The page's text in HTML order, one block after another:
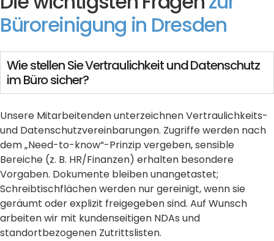
Büroreinigung in Dresden
Wie stellen Sie Vertraulichkeit und Datenschutz
im Büro sicher?
Unsere Mitarbeitenden unterzeichnen Vertraulichkeits-
und Datenschutzvereinbarungen. Zugriffe werden nach
dem „Need-to-know“-Prinzip vergeben, sensible
Bereiche (z. B. HR/Finanzen) erhalten besondere
Vorgaben. Dokumente bleiben unangetastet;
Schreibtischflächen werden nur gereinigt, wenn sie
geräumt oder explizit freigegeben sind. Auf Wunsch
arbeiten wir mit kundenseitigen NDAs und
standortbezogenen Zutrittslisten.